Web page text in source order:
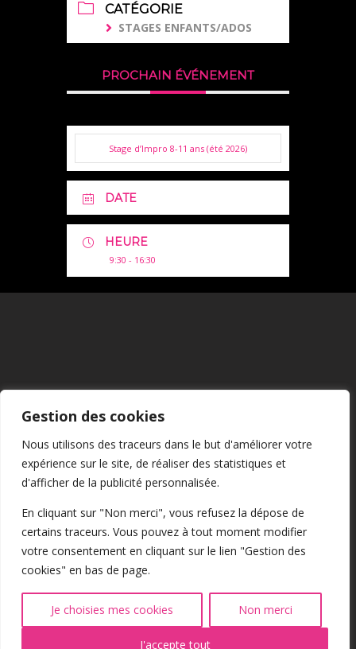
Gestion des cookies
Nous utilisons des traceurs dans le but d'améliorer votre
expérience sur le site, de réaliser des statistiques et
d'afficher de la publicité personnalisée.
En cliquant sur "Non merci", vous refusez la dépose de
certains traceurs. Vous pouvez à tout moment modifier
votre consentement en cliquant sur le lien "Gestion des
cookies" en bas de page.
Je choisies mes cookies Non merci
J'accepte tout
CATÉGORIE
STAGES ENFANTS/ADOS
PROCHAIN ÉVÉNEMENT
Stage d’Impro 8-11 ans (été 2026)
DATE
HEURE
9:30 - 16:30
CGU
Confidentialité
Cookies
@2026 Tous droits réservés